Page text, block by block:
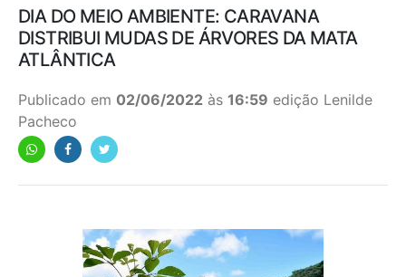
DIA DO MEIO AMBIENTE: CARAVANA
DISTRIBUI MUDAS DE ÁRVORES DA MATA
ATLÂNTICA
Publicado em 02/06/2022 às 16:59 edição Lenilde
Pacheco